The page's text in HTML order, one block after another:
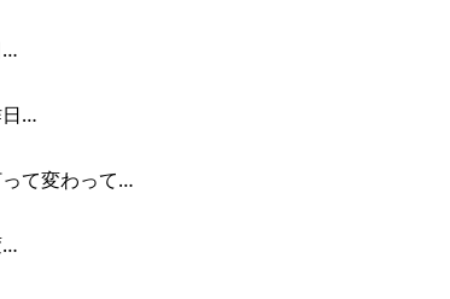
…
…
って変わって…
…